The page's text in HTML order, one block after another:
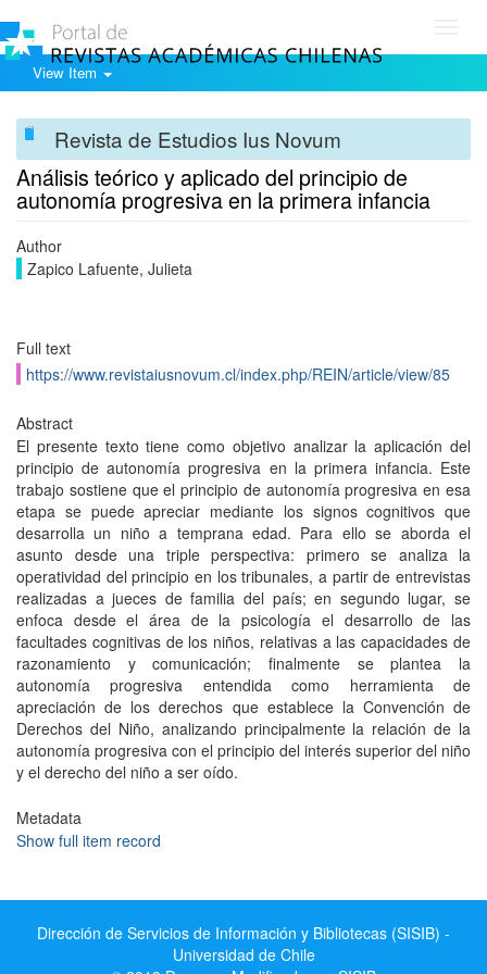
View Item
Revista de Estudios Ius Novum
Análisis teórico y aplicado del principio de
autonomía progresiva en la primera infancia
Author
Zapico Lafuente, Julieta
Full text
https://www.revistaiusnovum.cl/index.php/REIN/article/view/85
Abstract
El presente texto tiene como objetivo analizar la aplicación del
principio de autonomía progresiva en la primera infancia. Este
trabajo sostiene que el principio de autonomía progresiva en esa
etapa se puede apreciar mediante los signos cognitivos que
desarrolla un niño a temprana edad. Para ello se aborda el
asunto desde una triple perspectiva: primero se analiza la
operatividad del principio en los tribunales, a partir de entrevistas
realizadas a jueces de familia del país; en segundo lugar, se
enfoca desde el área de la psicología el desarrollo de las
facultades cognitivas de los niños, relativas a las capacidades de
razonamiento y comunicación; finalmente se plantea la
autonomía progresiva entendida como herramienta de
apreciación de los derechos que establece la Convención de
Derechos del Niño, analizando principalmente la relación de la
autonomía progresiva con el principio del interés superior del niño
y el derecho del niño a ser oído.
Metadata
Show full item record
Dirección de Servicios de Información y Bibliotecas (SISIB) -
Universidad de Chile